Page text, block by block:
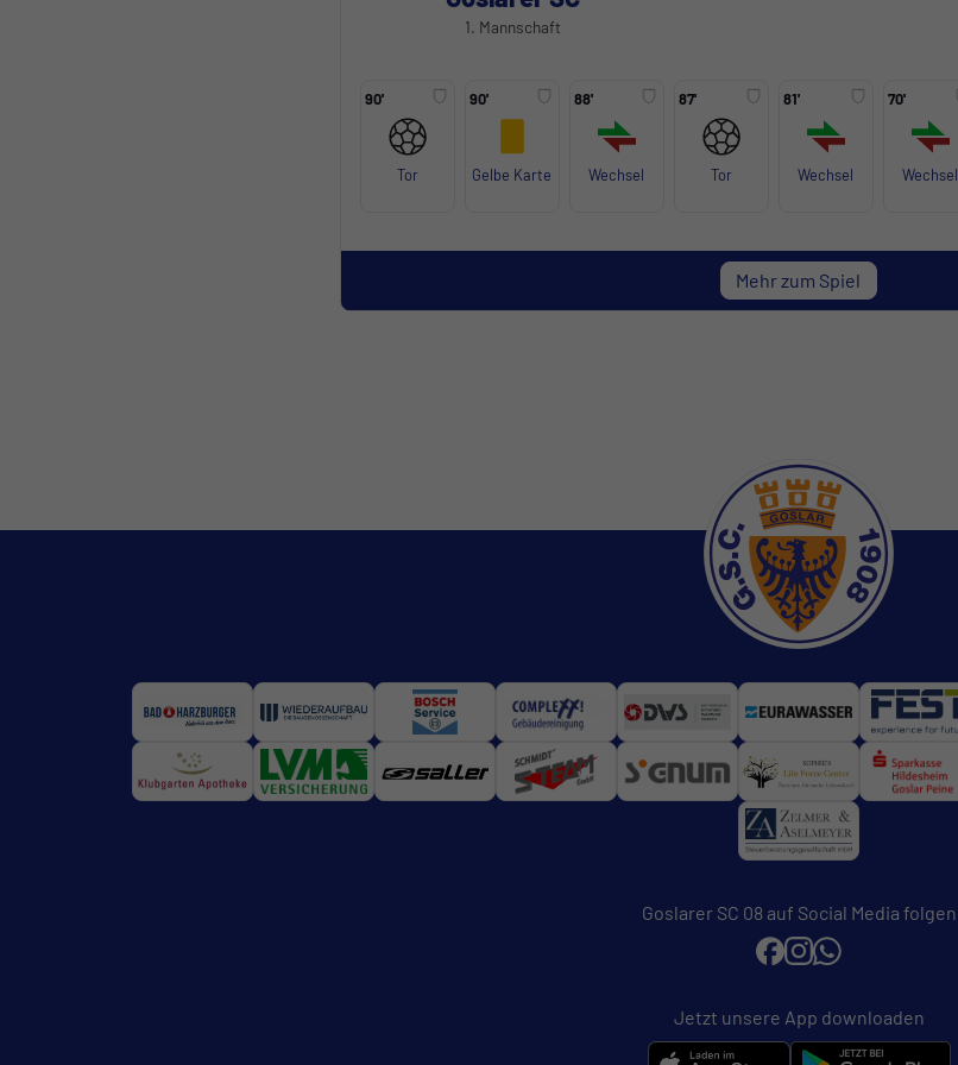
1. Mannschaft
90'
Tor
90'
Gelbe Karte
88'
Wechsel
87'
Tor
81'
Wechsel
70'
Wechsel
Mehr zum Spiel
Goslarer SC 08 auf Social Media folgen
Jetzt unsere App downloaden